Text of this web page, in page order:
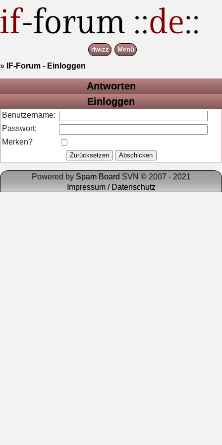
ifwizz Menü
» IF-Forum - Einloggen
Antworten
Einloggen
Benutzername:
Passwort:
Merken?
Powered by Spam Board SVN © 2007 - 2021
Impressum / Datenschutz